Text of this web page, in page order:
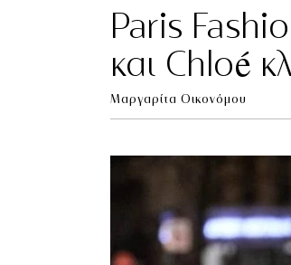
Paris
και Chloé
Μαργαρίτα Οικονόμου